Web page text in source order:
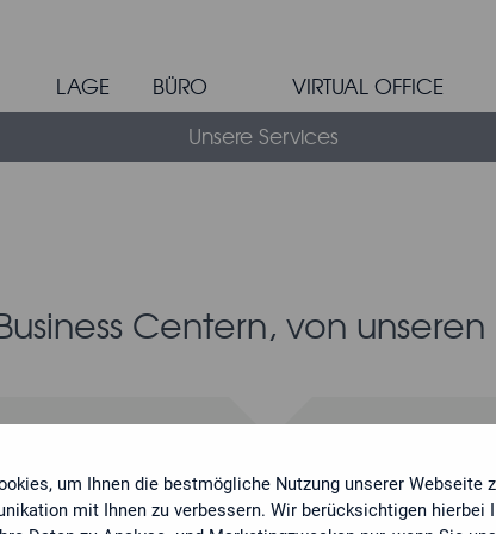
LAGE BÜRO VIRTUAL OFFICE
Unsere Services
Centern, von
Bürolicht?!
mit.
Ihre Nachricht
um Ihnen die bestmögliche Nutzung unserer Webseite
mit Ihnen zu verbessern. Wir berücksichtigen hierbei